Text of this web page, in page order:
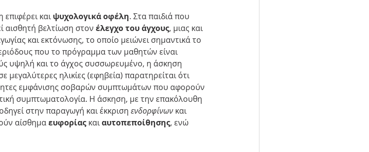
και ψυχολογικά οφέλη. Στα παιδιά που
αισθητή βελτίωση στον έλεγχο του άγχους, μιας και
και εκτόνωσης, το οποίο μειώνει σημαντικά το
που το πρόγραμμα των μαθητών είναι
υψηλή και το άγχος συσσωρευμένο, η άσκηση
μεγαλύτερες ηλικίες (εφηβεία) παρατηρείται ότι
εμφάνισης σοβαρών συμπτωμάτων που αφορούν
συμπτωματολογία. Η άσκηση, με την επακόλουθη
στην παραγωγή και έκκριση ενδορφίνων και
αίσθημα ευφορίας και αυτοπεποίθησης, ενώ